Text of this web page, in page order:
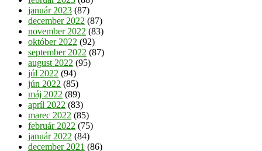
január 2023 (87)
december 2022 (87)
november 2022 (83)
október 2022 (92)
september 2022 (87)
august 2022 (95)
júl 2022 (94)
jún 2022 (85)
máj 2022 (89)
apríl 2022 (83)
marec 2022 (85)
február 2022 (75)
január 2022 (84)
december 2021 (86)